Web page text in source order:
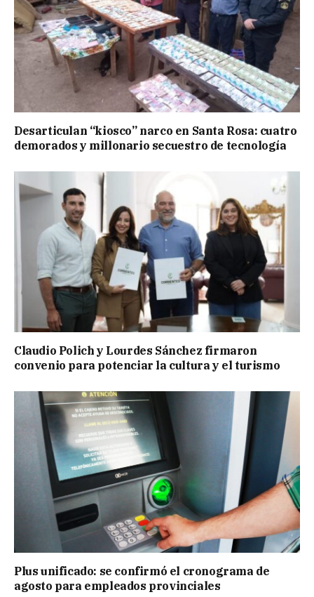
Desarticulan “kiosco” narco en Santa Rosa: cuatro
demorados y millonario secuestro de tecnología
Claudio Polich y Lourdes Sánchez firmaron
convenio para potenciar la cultura y el turismo
Plus unificado: se confirmó el cronograma de
agosto para empleados provinciales